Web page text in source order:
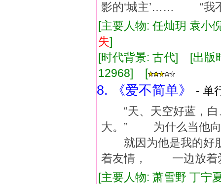
影的‘城主’…… “我不
[主要人物: 任灿玥 袁
失]
[时代背景: 古代] [出
12968] [
8. 《爱不简单》
- 单
“天、天空好蓝，
大。” 为什么当他向
就因为他是我的好
着友情， 一边放着
[主要人物: 萧雪野 丁